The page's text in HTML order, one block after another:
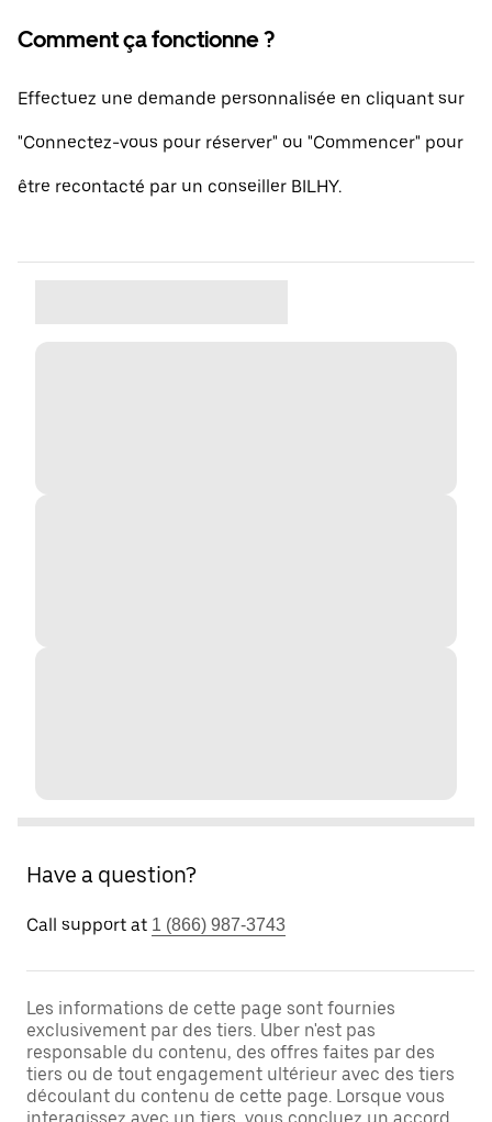
Comment ça fonctionne ?
Effectuez une demande personnalisée en cliquant sur
"Connectez-vous pour réserver" ou "Commencer" pour
être recontacté par un conseiller BILHY.
Have a question?
Call support at 1 (866) 987-3743
Les informations de cette page sont fournies
exclusivement par des tiers. Uber n'est pas
responsable du contenu, des offres faites par des
tiers ou de tout engagement ultérieur avec des tiers
découlant du contenu de cette page. Lorsque vous